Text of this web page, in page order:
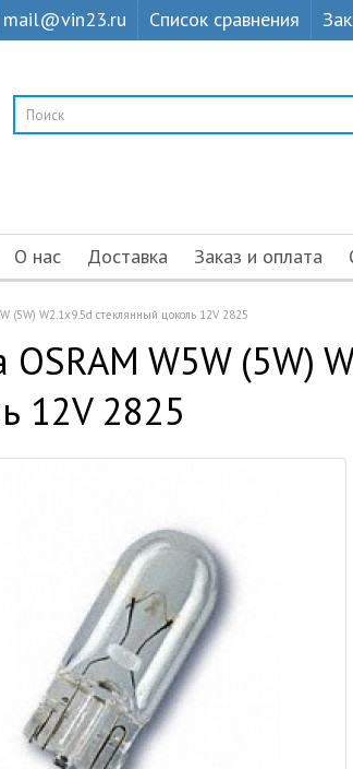
mail@vin23.ru Список сравнения
О нас Доставка Заказ и оплата
(5W) W2.1x9.5d стеклянный цоколь 12V 2825
W5W (5W)
12V 2825